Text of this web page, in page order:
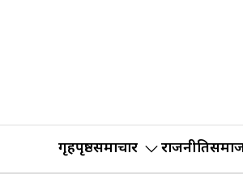
गृहपृष्ठसमाचार राजनीति